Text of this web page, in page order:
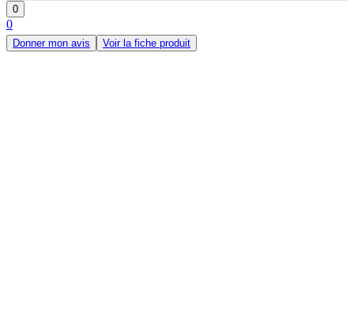
0
0
Donner mon avis Voir la fiche produit